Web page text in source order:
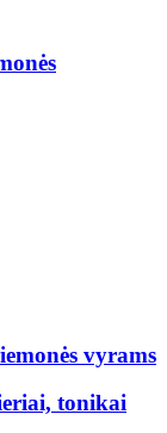
vyrams
tonikai